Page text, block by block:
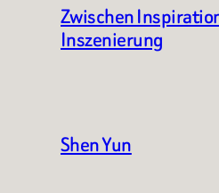
Zwischen
Inszenierung
Shen Yun